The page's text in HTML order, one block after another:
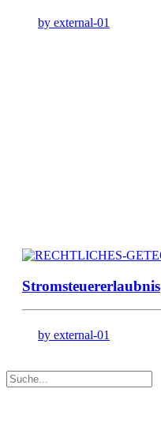
by external-01
Stromsteuererlaubnis
by external-01